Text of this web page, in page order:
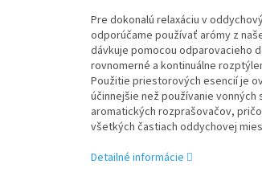
Pre dokonalú relaxáciu v
odporúčame používať arómy z
dávkuje pomocou odparovacieho
rovnomerné a kontinuálne
Použitie priestorových esencií je
účinnejšie než používanie
aromatických rozprašovačov,
všetkých častiach oddychovej
Detailné informácie